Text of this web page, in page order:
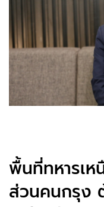
พื้นที่ทหารเ
ส่วนคนกรุง